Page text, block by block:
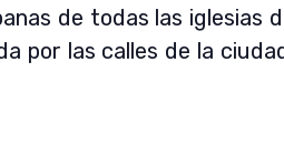
de todas las iglesias
por las calles de la